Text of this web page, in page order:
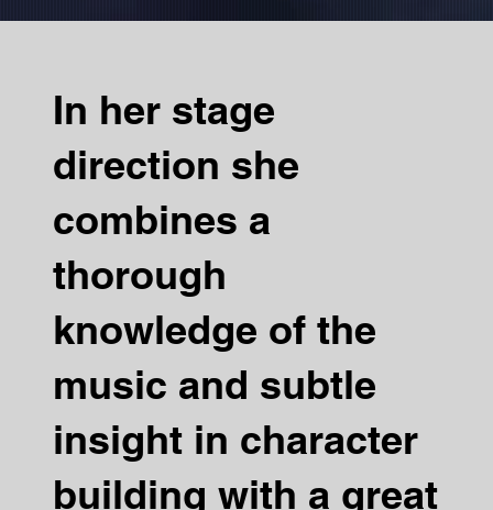
In her stage
direction she
combines a
thorough
knowledge of the
music and subtle
insight in character
building with a great